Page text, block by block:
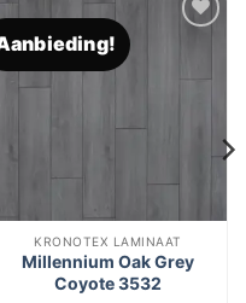
verlanglijst
KRONOTEX LAMINAAT
Millennium Oak Grey
Coyote 3532